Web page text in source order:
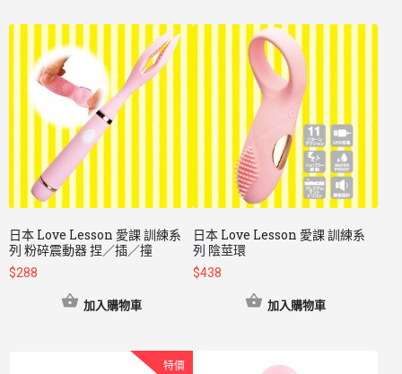
日本 Love Lesson 愛課 訓練系
列 粉碎震動器 捏／插／撞
$288
加入購物車
日本 Love Lesson 愛課 訓練系
列 陰莖環
$438
加入購物車
特價